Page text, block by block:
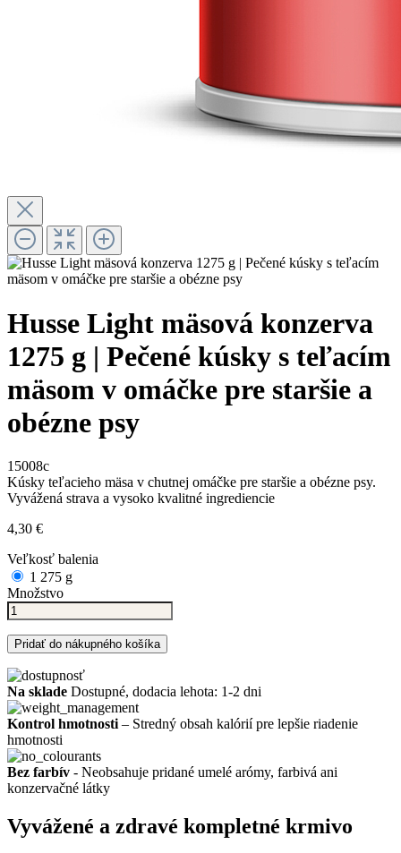
Husse Light mäsová konzerva
1275 g | Pečené kúsky s teľacím
mäsom v omáčke pre staršie a
obézne psy
15008c
Kúsky teľacieho mäsa v chutnej omáčke pre staršie a obézne psy.
Vyvážená strava a vysoko kvalitné ingrediencie
4,30 €
Veľkosť balenia
1 275 g
Množstvo
Pridať do nákupného košíka
Na sklade Dostupné, dodacia lehota: 1-2 dni
Kontrol hmotnosti – Stredný obsah kalórií pre lepšie riadenie
hmotnosti
Bez farbív - Neobsahuje pridané umelé arómy, farbivá ani
konzervačné látky
Vyvážené a zdravé kompletné krmivo